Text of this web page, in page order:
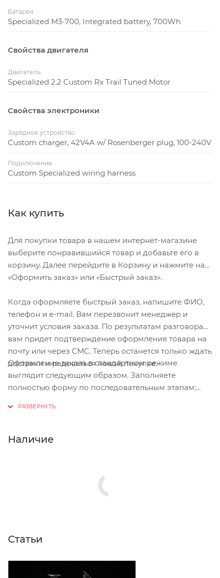
Батарея
Specialized M3-700, Integrated battery, 700Wh
Свойства двигателя
Двигатель
Specialized 2.2 Custom Rx Trail Tuned Motor
Свойства электроники
Зарядное устройство
Custom charger, 42V4A w/ Rosenberger plug, 100-240V
Подключение
Custom Specialized wiring harness
Как купить
Для покупки товара в нашем интернет-магазине
выберите понравившийся товар и добавьте его в
корзину. Далее перейдите в Корзину и нажмите на
«Оформить заказ» или «Быстрый заказ».
Когда оформляете быстрый заказ, напишите ФИО,
телефон и e-mail. Вам перезвонит менеджер и
уточнит условия заказа. По результатам разговора
вам придет подтверждение оформления товара на
почту или через СМС. Теперь останется только ждать
доставки и радоваться новой покупке.
Оформление заказа в стандартном режиме
выглядит следующим образом. Заполняете
полностью форму по последовательным этапам:
Нажмите кнопку «Оформить заказ».
Наличие
Статьи